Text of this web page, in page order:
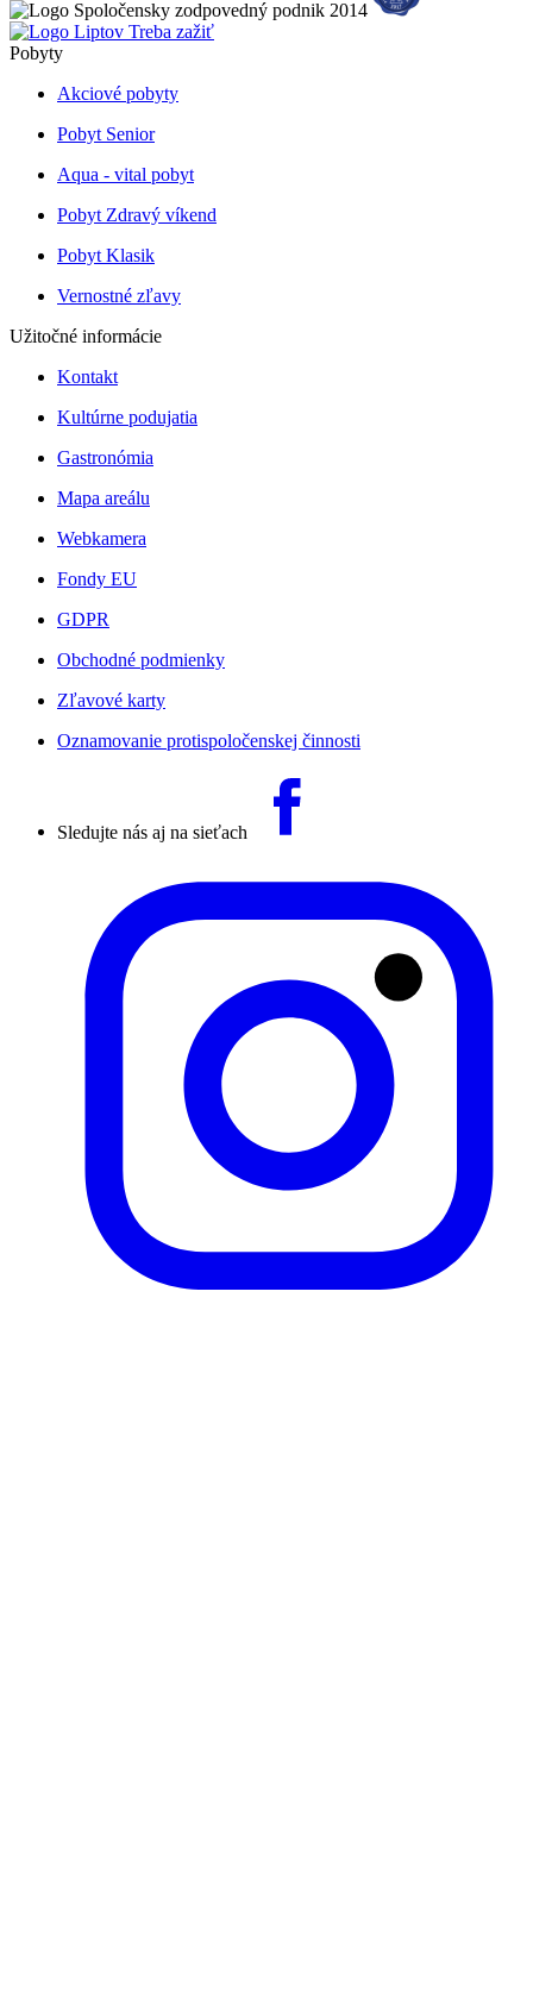
Pobyty
Akciové pobyty
Pobyt Senior
Aqua - vital pobyt
Pobyt Zdravý víkend
Pobyt Klasik
Vernostné zľavy
Užitočné informácie
Kontakt
Kultúrne podujatia
Gastronómia
Mapa areálu
Webkamera
Fondy EU
GDPR
Obchodné podmienky
Zľavové karty
Oznamovanie protispoločenskej činnosti
Sledujte nás aj na sieťach